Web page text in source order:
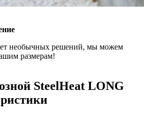
необычных решений, мы можем
размерам!
SteelHeat LONG